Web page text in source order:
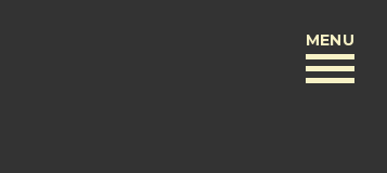
MENU
BACK